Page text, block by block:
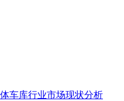
车库行业市场现状分析